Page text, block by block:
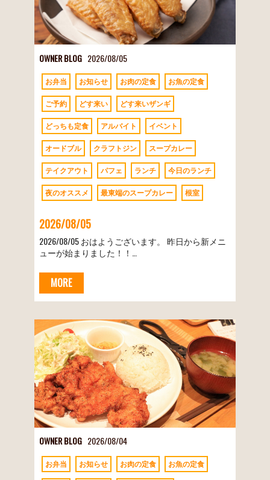
OWNER BLOG 2026/08/05
お弁当 お知らせ お肉の定食 お魚の定食
ご予約 どす来い どす来いザンギ
どっちも定食 アルバイト イベント
オードブル クラフトジン スープカレー
テイクアウト パフェ ランチ 今日のランチ
夜のオススメ 最東端のスープカレー 根室
2026/08/05
2026/08/05 おはようございます。 昨日から新メニ
ューが始まりました！！…
MORE
OWNER BLOG 2026/08/04
お弁当 お知らせ お肉の定食 お魚の定食